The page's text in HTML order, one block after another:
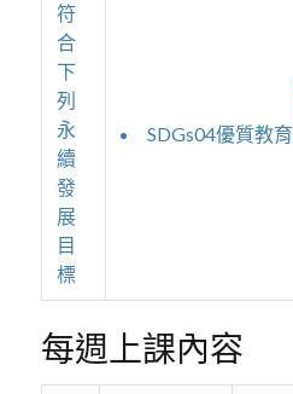
符
合
下
列
永
續
發
展
目
標
SDGs04優質教育
每週上課內容